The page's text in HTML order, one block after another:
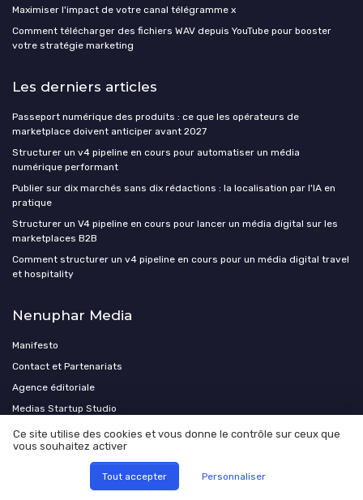
Maximiser l'impact de votre canal télégramme x
Comment télécharger des fichiers WAV depuis YouTube pour booster
votre stratégie marketing
Les derniers articles
Passeport numérique des produits : ce que les opérateurs de
marketplace doivent anticiper avant 2027
Structurer un v4 pipeline en cours pour automatiser un média
numérique performant
Publier sur dix marchés sans dix rédactions : la localisation par l'IA en
pratique
Structurer un V4 pipeline en cours pour lancer un média digital sur les
marketplaces B2B
Comment structurer un v4 pipeline en cours pour un média digital travel
et hospitality
Nenuphar Media
Manifesto
Contact et Partenariats
Agence éditoriale
Medias Startup Studio
Investir dans un média
Acheter un média existant
Ce site utilise des cookies et vous donne le contrôle sur ceux que
vous souhaitez activer
Tout accepter Personnaliser